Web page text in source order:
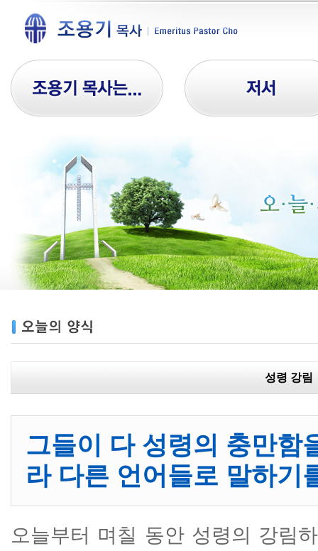
성령 강림
그들이 다 성령의 충만함
라 다른 언어들로 말하기
오늘부터 며칠 동안 성령의 강림